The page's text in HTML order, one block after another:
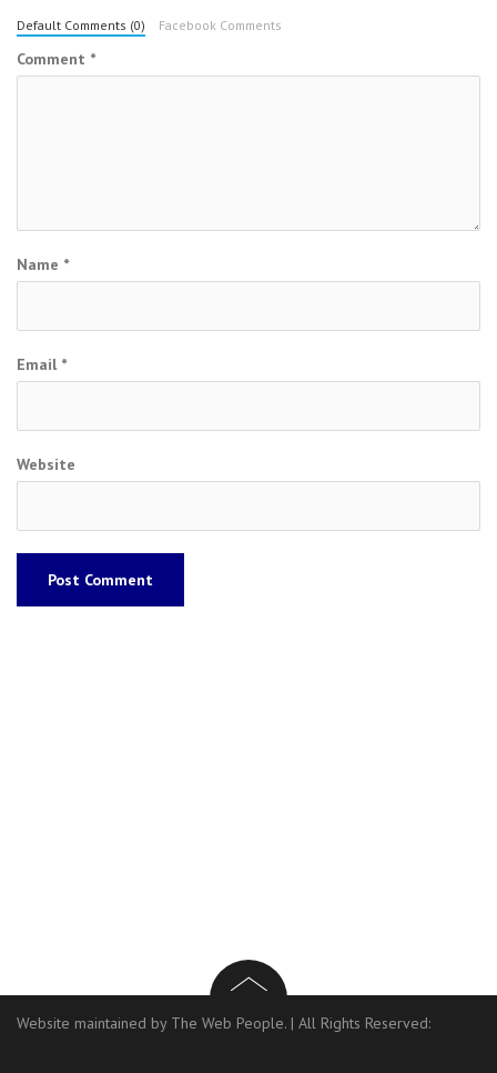
Default Comments (0) Facebook Comments
Comment *
Name *
Email *
Website
Website maintained by The Web People. | All Rights Reserved: